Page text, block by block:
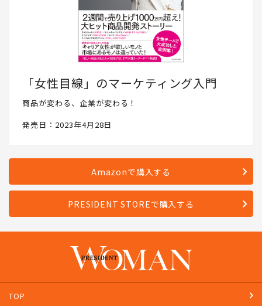
「女性目線」のマーケティング入門
商品が変わる、企業が変わる！
発売日：2023年4月28日
Amazonで購入する
PRESIDENT STOREで購入する
TOP